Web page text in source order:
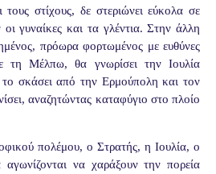
στίχους, δε στεριώνει εύκολα σε
οι γυναίκες και τα γλέντια. Στην άλλη
πρόωρα φορτωμένος με ευθύνες
τη Μέλπω, θα γνωρίσει την Ιουλία
σκάσει από την Ερμούπολη και τον
αναζητώντας καταφύγιο στο πλοίο
πολέμου, ο Στρατής, η Ιουλία, ο
να χαράξουν την πορεία